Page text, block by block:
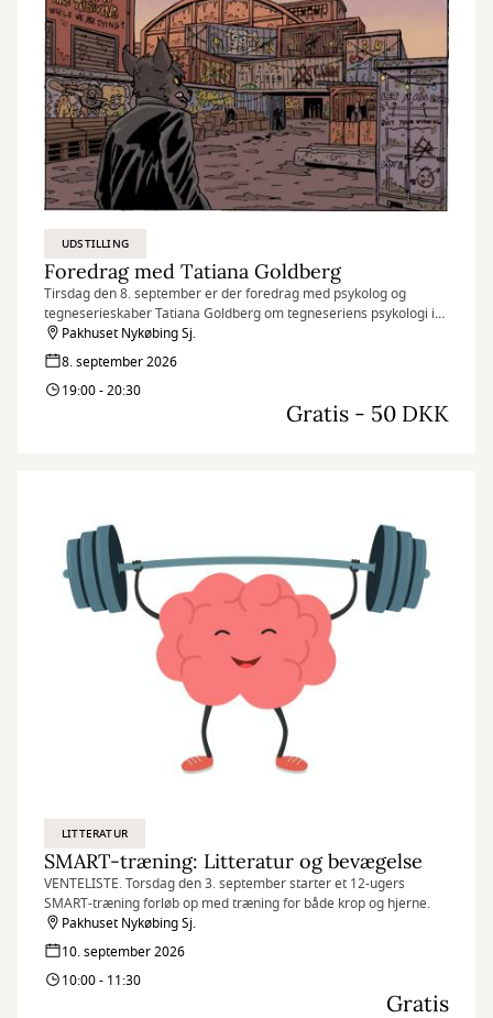
UDSTILLING
Foredrag med Tatiana Goldberg
Tirsdag den 8. september er der foredrag med psykolog og
tegneserieskaber Tatiana Goldberg om tegneseriens psykologi i
Pakhuset.
Pakhuset Nykøbing Sj.
8. september 2026
19:00 - 20:30
Gratis - 50 DKK
LITTERATUR
SMART-træning: Litteratur og bevægelse
VENTELISTE. Torsdag den 3. september starter et 12-ugers
SMART-træning forløb op med træning for både krop og hjerne.
Pakhuset Nykøbing Sj.
10. september 2026
10:00 - 11:30
Gratis